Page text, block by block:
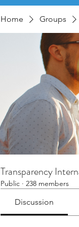
Home Groups
Transparency
Public · 238 members
Discussion